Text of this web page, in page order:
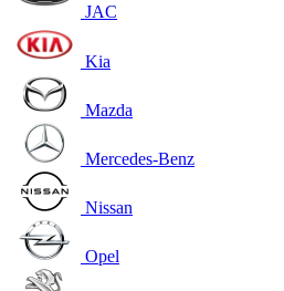
JAC
Kia
Mazda
Mercedes-Benz
Nissan
Opel